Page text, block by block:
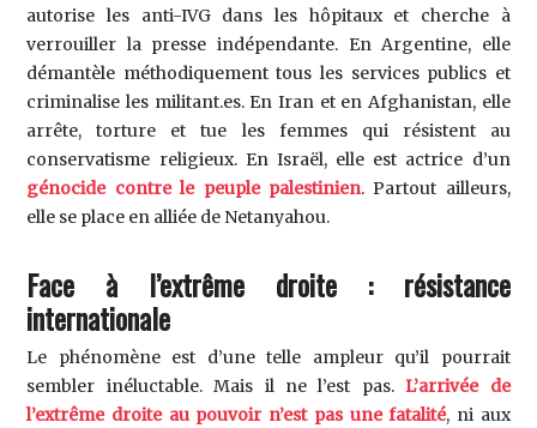
autorise les anti-IVG dans les hôpitaux et cherche à
verrouiller la presse indépendante. En Argentine, elle
démantèle méthodiquement tous les services publics et
criminalise les militant.es. En Iran et en Afghanistan, elle
arrête, torture et tue les femmes qui résistent au
conservatisme religieux. En Israël, elle est actrice d’un
génocide contre le peuple palestinien. Partout ailleurs,
elle se place en alliée de Netanyahou.
Face à l’extrême droite : résistance
internationale
Le phénomène est d’une telle ampleur qu’il pourrait
sembler inéluctable. Mais il ne l’est pas.L’arrivée de
l’extrême droite au pouvoir n’est pas une fatalité, ni aux